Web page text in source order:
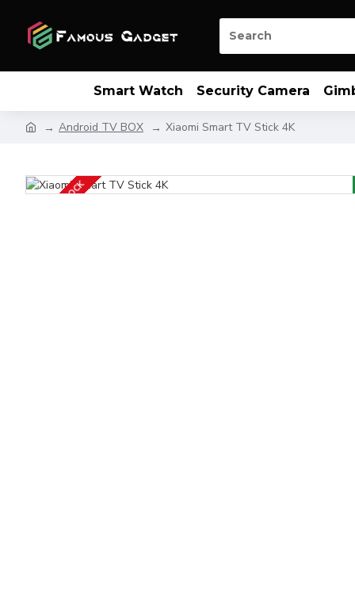
Smart Watch Security Camera
Android TV BOX Xiaomi Smart TV Stick 4K
OUT OF STOCK